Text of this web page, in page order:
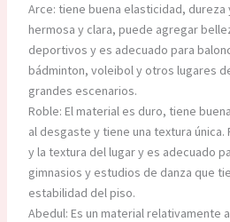
Arce: tiene buena elasticidad, dureza
hermosa y clara, puede agregar
deportivos y es adecuado para
bádminton, voleibol y otros lugares
grandes escenarios.
Roble: El material es duro, tiene
al desgaste y tiene una textura
y la textura del lugar y es adecuado
gimnasios y estudios de danza que
estabilidad del piso.
Abedul: Es un material relativamente